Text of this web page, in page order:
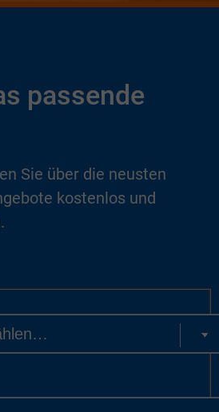
passende
Sie über die neusten
kostenlos und